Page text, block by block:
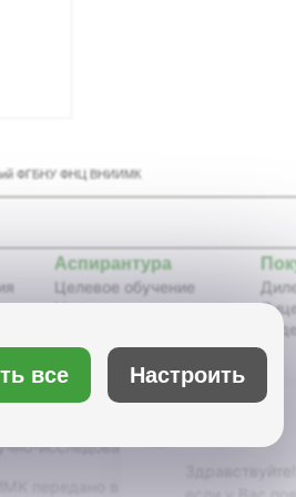
ФГБНУ ФНЦ ВНИИМК
Аспирантура
Целевое обучение
Новости аспирантуры
Портфолио аспирантов
Расписание
Учебно-методическое
обеспечение
исследовательский институт
все Настроить